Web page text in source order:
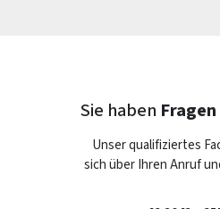
Sie haben
Unser qualifiziertes
sich über Ihren Anruf